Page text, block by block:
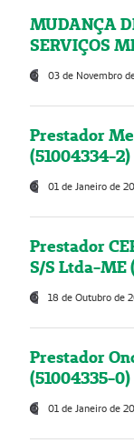
MUDANÇA
SERVIÇOS
03 de Novembro
Prestador
(51004334-2)
01 de Janeiro de
Prestador
S/S Ltda-ME
18 de Outubro de
Prestador
(51004335-0)
01 de Janeiro de